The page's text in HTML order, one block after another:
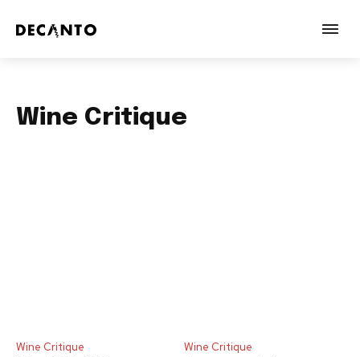
Wine Critique
Wine Critique Wine Critique